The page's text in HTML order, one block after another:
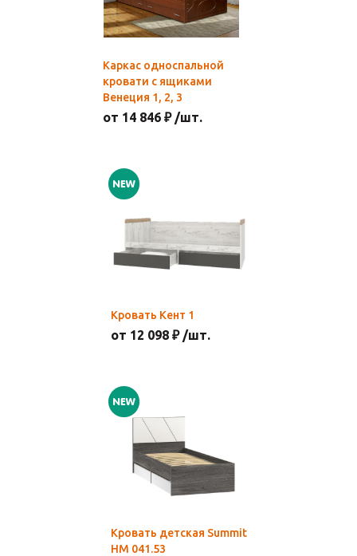
Каркас односпальной
кровати с ящиками
Венеция 1, 2, 3
от 14 846 ₽ /шт.
Кровать Кент 1
от 12 098 ₽ /шт.
Кровать детская Summit
НМ 041.53